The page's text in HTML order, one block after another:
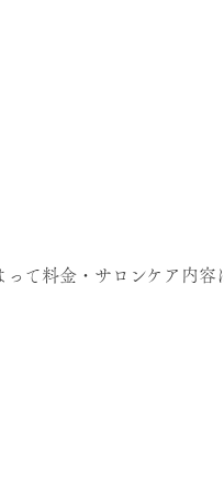
て料金・サロンケア内